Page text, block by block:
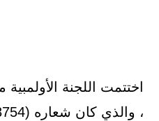
اختتمت اللجنة